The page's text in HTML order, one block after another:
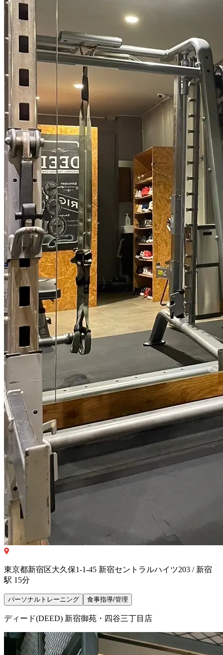
東京都新宿区大久保1-1-45 新宿セントラルハイツ203 / 新宿
駅 15分
パーソナルトレーニング 食事指導/管理
ディード(DEED) 新宿御苑・四谷三丁目店